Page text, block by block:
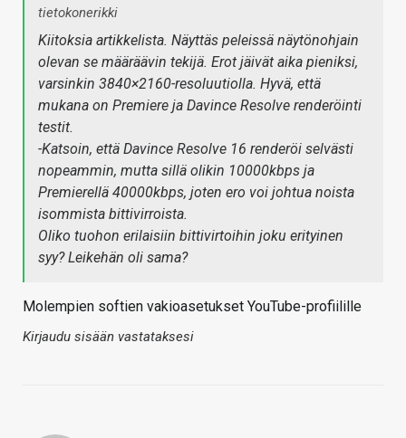
tietokonerikki
Kiitoksia artikkelista. Näyttäs peleissä näytönohjain
olevan se määräävin tekijä. Erot jäivät aika pieniksi,
varsinkin 3840×2160-resoluutiolla. Hyvä, että
mukana on Premiere ja Davince Resolve renderöinti
testit.
-Katsoin, että Davince Resolve 16 renderöi selvästi
nopeammin, mutta sillä olikin 10000kbps ja
Premierellä 40000kbps, joten ero voi johtua noista
isommista bittivirroista.
Oliko tuohon erilaisiin bittivirtoihin joku erityinen
syy? Leikehän oli sama?
Molempien softien vakioasetukset YouTube-profiilille
Kirjaudu sisään vastataksesi